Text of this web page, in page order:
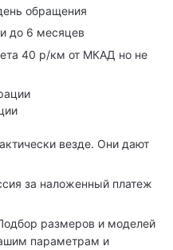
обращения
до 6 месяцев
40 р/км от МКАД но не
везде. Они дают
за наложенный платеж
размеров и моделей
параметрам и